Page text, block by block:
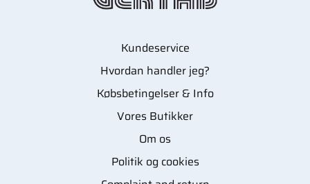
Kundeservice
Hvordan handler jeg?
Købsbetingelser & Info
Vores Butikker
Om os
Politik og cookies